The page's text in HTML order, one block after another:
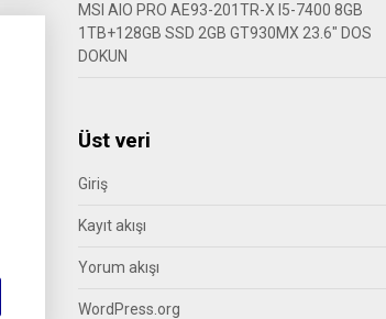
MSI AIO PRO AE93-201TR-X I5-7400 8GB
1TB+128GB SSD 2GB GT930MX 23.6″ DOS
DOKUN
Üst veri
Giriş
Kayıt akışı
Yorum akışı
WordPress.org